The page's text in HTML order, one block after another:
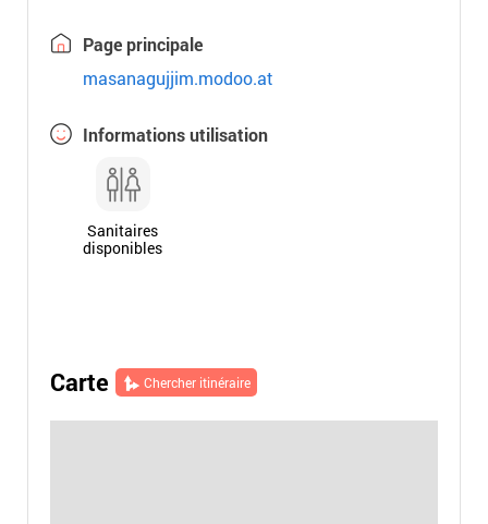
Page principale
masanagujjim.modoo.at
Informations utilisation
Sanitaires
disponibles
Carte Chercher itinéraire